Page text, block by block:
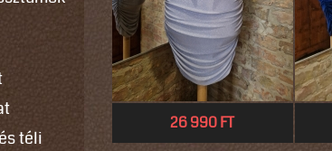
26 990 FT
téli